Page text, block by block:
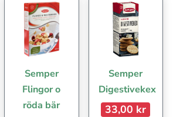
Semper
Flingor o
röda bär
Semper
Digestivekex
33,00 kr